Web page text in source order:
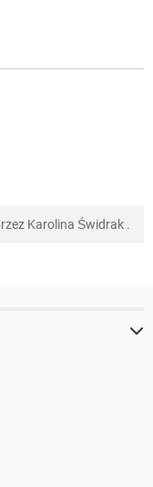
Karolina Świdrak .